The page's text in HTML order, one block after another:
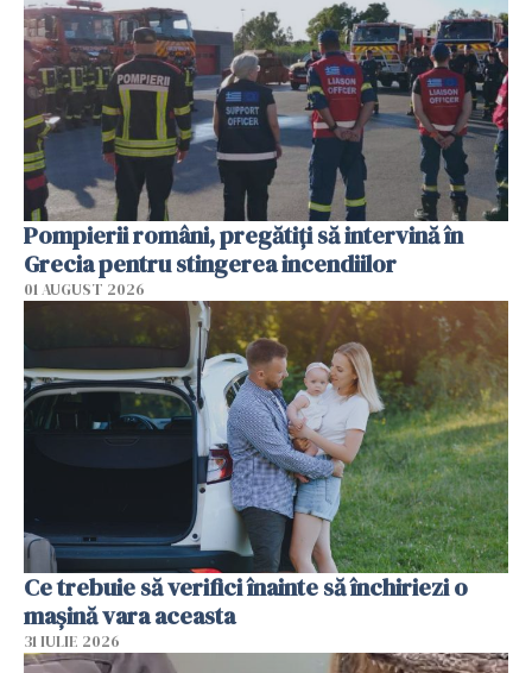
Pompierii români, pregătiţi să intervină în
Grecia pentru stingerea incendiilor
01 AUGUST 2026
Ce trebuie să verifici înainte să închiriezi o
mașină vara aceasta
31 IULIE 2026